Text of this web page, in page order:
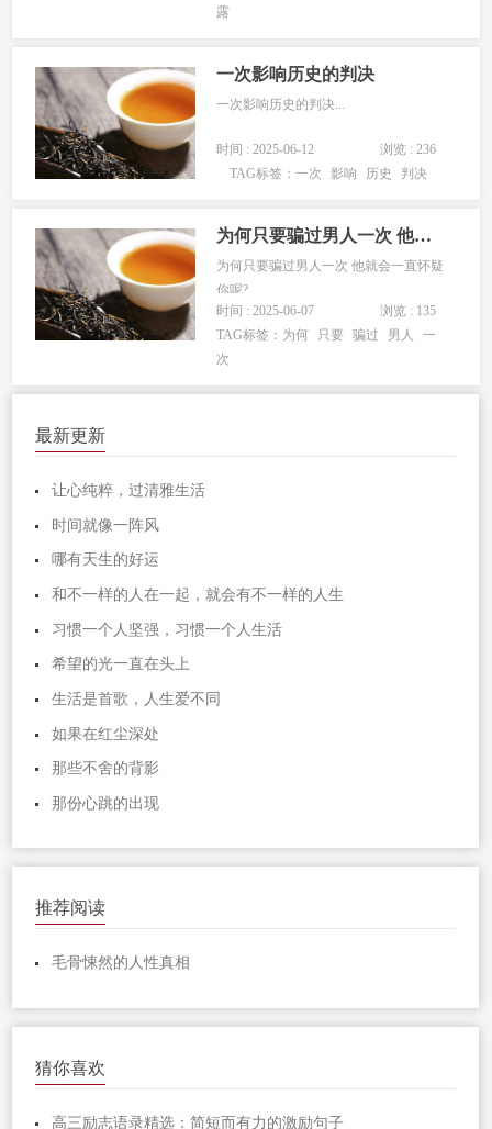
露
一次影响历史的判决
一次影响历史的判决...
时间 : 2025-06-12
浏览 : 236
TAG标签：一次 影响 历史 判决
为何只要骗过男人一次 他就会一直怀疑你呢?
为何只要骗过男人一次 他就会一直怀疑
你呢?...
时间 : 2025-06-07
浏览 : 135
TAG标签： 为何 只要 骗过 男人
一
次
最新更新
让心纯粹，过清雅生活
时间就像一阵风
哪有天生的好运
和不一样的人在一起，就会有不一样的人生
习惯一个人坚强，习惯一个人生活
希望的光一直在头上
生活是首歌，人生爱不同
如果在红尘深处
那些不舍的背影
那份心跳的出现
推荐阅读
毛骨悚然的人性真相
猜你喜欢
高三励志语录精选：简短而有力的激励句子